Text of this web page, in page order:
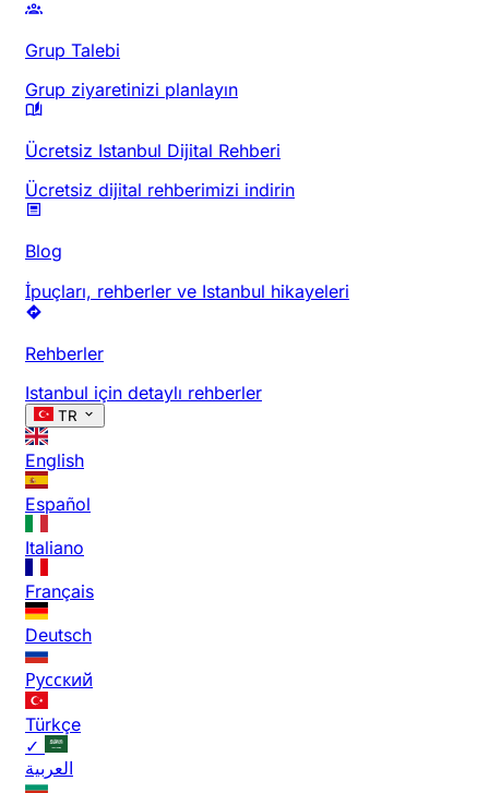
Grup Talebi
Grup ziyaretinizi planlayın
Ücretsiz Istanbul Dijital Rehberi
Ücretsiz dijital rehberimizi indirin
Blog
İpuçları, rehberler ve Istanbul hikayeleri
Rehberler
Istanbul için detaylı rehberler
TR
English
Español
Italiano
Français
Deutsch
Русский
Türkçe
✓
العربية